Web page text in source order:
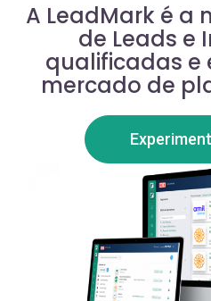
A LeadMark é a
de Leads e
qualificadas e
mercado de